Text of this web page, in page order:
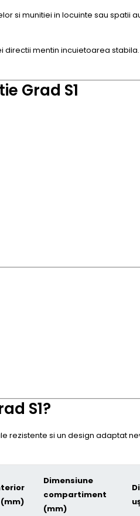
munitiei in locuinte sau spatii
mentin incuietoarea
Grad S1
S1?
rezistente si un design adaptat
(mm)
Dimensiune
compartiment
(mm)